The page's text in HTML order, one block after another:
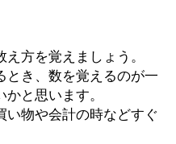
方を覚えましょう。
とき、数を覚えるのが一
と思います。
い物や会計の時などすぐ